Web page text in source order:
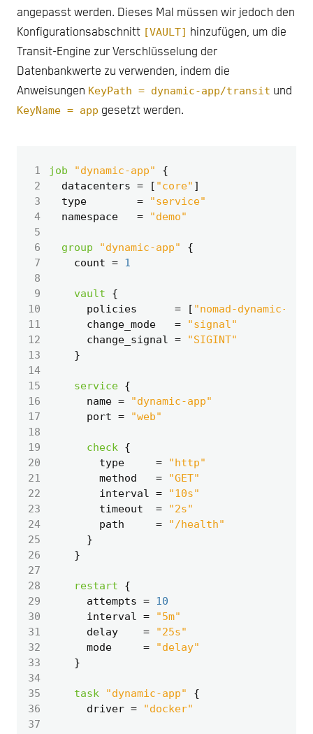
angepasst werden. Dieses Mal müssen wir jedoch den
Konfigurationsabschnitt [VAULT] hinzufügen, um die
Transit-Engine zur Verschlüsselung der
Datenbankwerte zu verwenden, indem die
Anweisungen KeyPath = dynamic-app/transit und
KeyName = app gesetzt werden.
1 job "dynamic-app"
2
  datacenters
= [ "core" ]
3
  type
=
"service"
4
  namespace
=
"demo"
5
6
group "dynamic-app"
7
    count
= 1
8
9
vault
10
      policies
= [ "nomad-dynamic-app"
11
      change_mode
=
"signal"
12
      change_signal
=
"SIGINT"
13
14
15
service
16
      name
=
"dynamic-app"
17
      port
=
"web"
18
19
check
20
        type
=
"http"
21
        method
=
"GET"
22
        interval
=
"10s"
23
        timeout
=
"2s"
24
        path
=
"/health"
25
26
27
28
restart
29
      attempts
= 10
30
      interval
=
"5m"
31
      delay
=
"25s"
32
      mode
=
"delay"
33
34
35
task "dynamic-app"
36
      driver
=
"docker"
37